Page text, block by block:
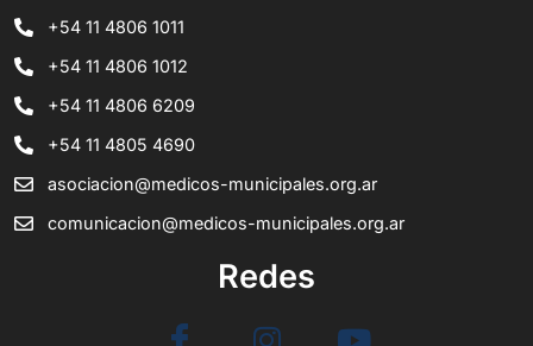
+54 11 4806 1011
+54 11 4806 1012
+54 11 4806 6209
+54 11 4805 4690
asociacion@medicos-municipales.org.ar
comunicacion@medicos-municipales.org.ar
Redes